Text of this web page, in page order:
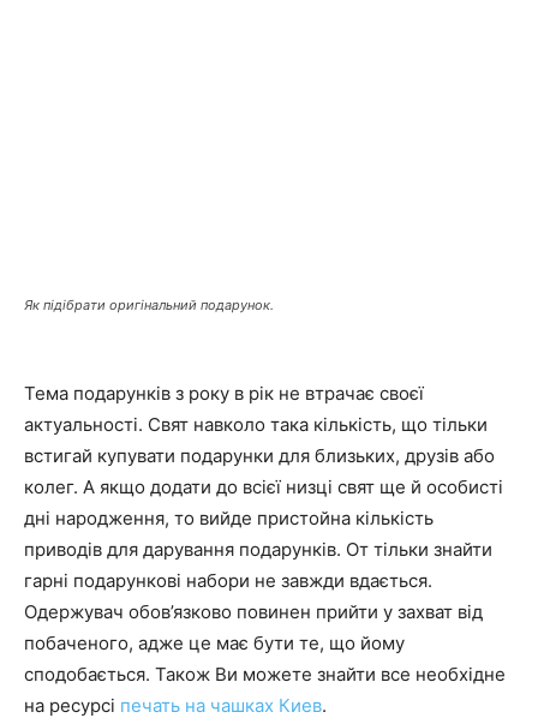
Як підібрати оригінальний подарунок.
Тема подарунків з року в рік не втрачає своєї
актуальності. Свят навколо така кількість, що тільки
встигай купувати подарунки для близьких, друзів або
колег. А якщо додати до всієї низці свят ще й особисті
дні народження, то вийде пристойна кількість
приводів для дарування подарунків. От тільки знайти
гарні подарункові набори не завжди вдається.
Одержувач обов’язково повинен прийти у захват від
побаченого, адже це має бути те, що йому
сподобається. Також Ви можете знайти все необхідне
на ресурсі печать на чашках Киев.